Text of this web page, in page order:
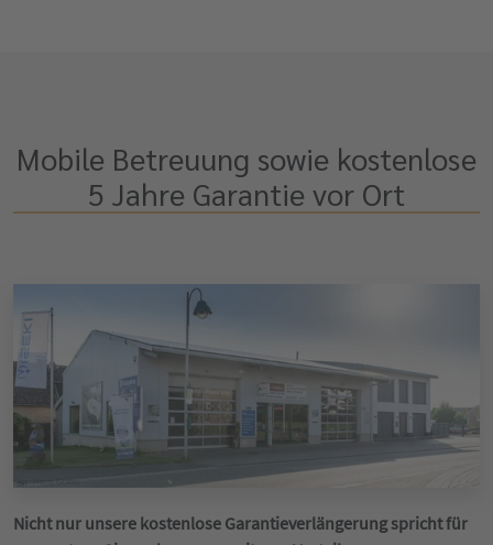
Mobile Betreuung sowie kostenlose
5 Jahre Garantie vor Ort
Nicht nur unsere kostenlose Garantieverlängerung spricht für